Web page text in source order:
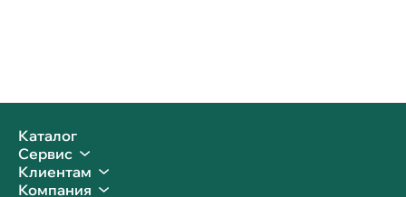
Каталог
Сервис
Клиентам
Компания